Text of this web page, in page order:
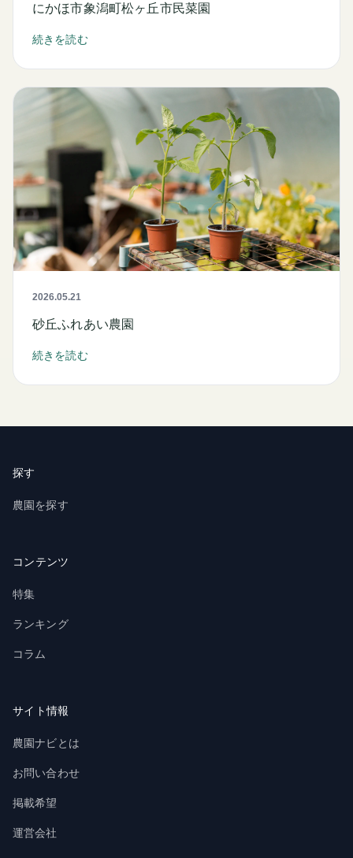
にかほ市象潟町松ヶ丘市民菜園
続きを読む
2026.05.21
砂丘ふれあい農園
続きを読む
探す
農園を探す
コンテンツ
特集
ランキング
コラム
サイト情報
農園ナビとは
お問い合わせ
掲載希望
運営会社